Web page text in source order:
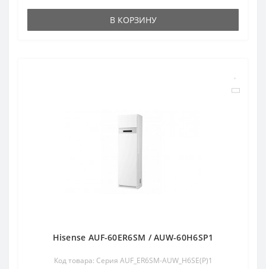
В КОРЗИНУ
Hisense AUF-60ER6SM / AUW-60H6SP1
Код товара: Серия AUF_ER6SM-AUW_H6SE(P)1